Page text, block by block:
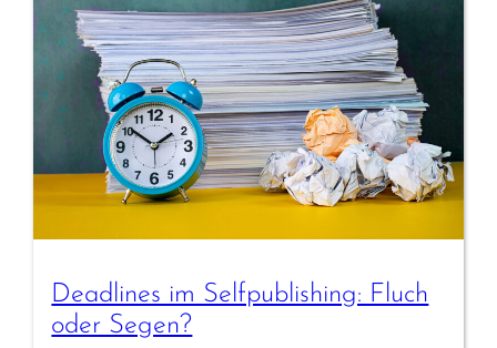
Deadlines im Selfpublishing: Fluch
oder Segen?